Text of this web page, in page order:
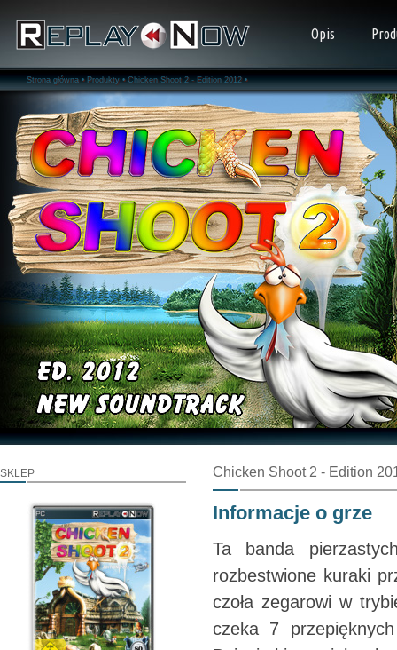
Opis
Strona główna • Produkty • Chicken Shoot 2 - Edition 2012 •
SKLEP Chicken Shoot 2 - Edition
Informacje o grze
Ta banda
rozbestwione kuraki
czoła zegarowi w
czeka 7